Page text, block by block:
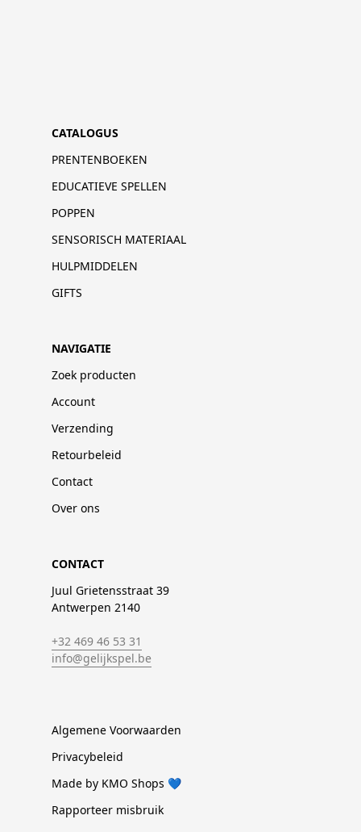
CATALOGUS
PRENTENBOEKEN
EDUCATIEVE SPELLEN
POPPEN
SENSORISCH MATERIAAL
HULPMIDDELEN
GIFTS
NAVIGATIE
Zoek producten
Account
Verzending
Retourbeleid
Contact
Over ons
CONTACT
Juul Grietensstraat 39
Antwerpen 2140
+32 469 46 53 31
info@gelijkspel.be
Algemene Voorwaarden
Privacybeleid
Made by KMO Shops 💙
Rapporteer misbruik